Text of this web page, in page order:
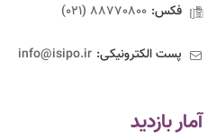
فکس: 88770800 (021)
پست الکترونیکی: info@isipo.ir
آمار بازدید